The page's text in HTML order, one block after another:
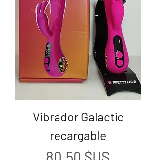
Vibrador Galactic
recargable
Prix